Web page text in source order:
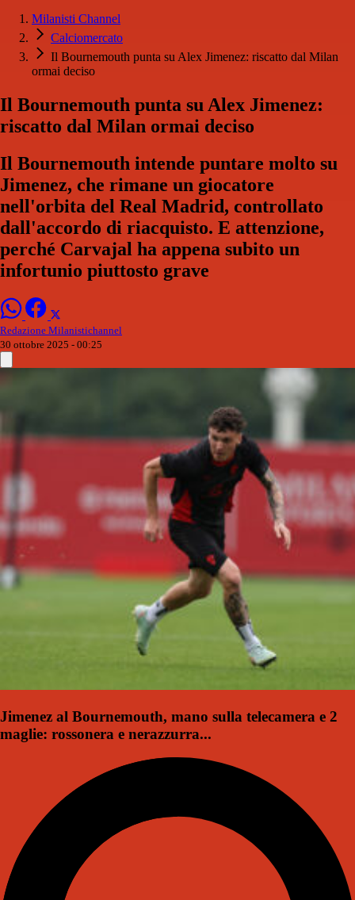
Milanisti Channel
Calciomercato
Il Bournemouth punta su Alex Jimenez: riscatto dal Milan
ormai deciso
Il Bournemouth punta su Alex Jimenez:
riscatto dal Milan ormai deciso
Il Bournemouth intende puntare molto su
Jimenez, che rimane un giocatore
nell'orbita del Real Madrid, controllato
dall'accordo di riacquisto. E attenzione,
perché Carvajal ha appena subito un
infortunio piuttosto grave
Redazione Milanistichannel
30 ottobre 2025 - 00:25
Jimenez al Bournemouth, mano sulla telecamera e 2
maglie: rossonera e nerazzurra...